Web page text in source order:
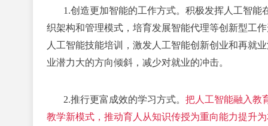
1.创造更加智能的工作方式。 积极发挥人工智能
织架构和管理模式，培育发展智能代理等创新型工
人工智能技能培训，激发人工智能创新创业和再就
业潜力大的方向倾斜，减少对就业的冲击。
2.推行更富成效的学习方式。 把人工智能融入教
教学新模式，推动育人从知识传授为重向能力提升